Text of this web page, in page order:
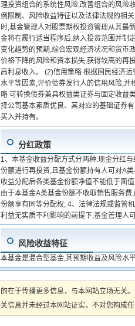
理投资组合的系统性风险,改善组合的风险
例限制、风险收益特征以及法律法规的相
时,基金管理人对股票期权投资管理从其最
金将在履行适当程序后,纳入投资范围并制
变化趋势的预期,综合宏观经济状况和货币
价格下降的风险和资本损失,获得较高的再
高利息收入。 (2)信用策略 根据国民经济
水平等因素,评价债券发行人的信用风险,
略 可转换债券兼具权益类证券与固定收益
择公司基本素质优良、其对应的基础证券
买入并持有。
分红政策
1、本基金收益分配方式分两种:现金分红
份额进行再投资,且基金份额持有人可对A
收益分配后各类基金份额净值不能低于面
由于本基金A类基金份额不收取销售服务
份额享有同等分配权; 4、法律法规或监管
利益无实质不利影响的前提下,基金管理人
风险收益特征
本基金是混合型基金,其预期收益及风险水
在于传播更多信息，与本网站立场无关
信息并未经过本网站证实，不对您构成